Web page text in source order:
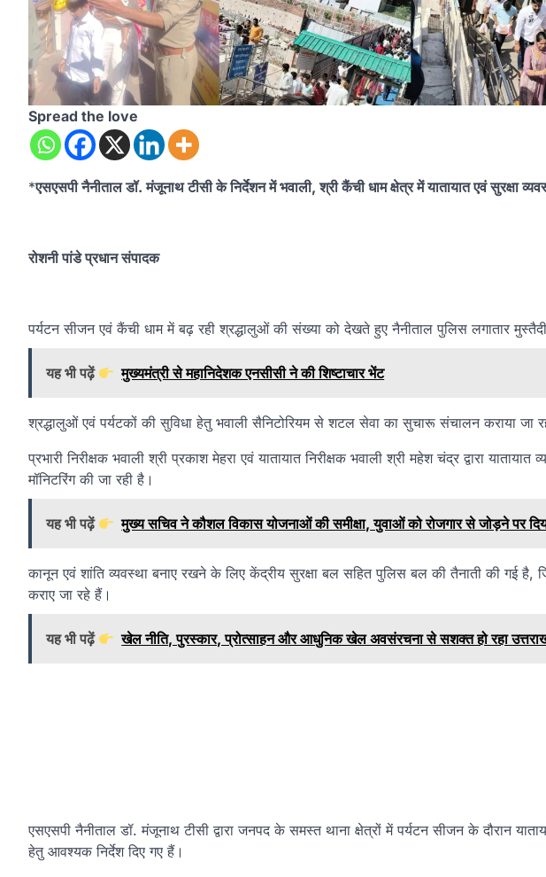
Spread the love
*एसएसपी नैनीताल डॉ. मंजूनाथ टीसी के निर्देशन में भवाली, श्री कैंची धाम क्षेत्र में यातायात एवं सुरक्षा
रोशनी पांडे प्रधान संपादक
पर्यटन सीजन एवं कैंची धाम में बढ़ रही श्रद्धालुओं की संख्या को देखते हुए नैनीताल पुलिस लगातार
यह भी पढ़ें मुख्यमंत्री से महानिदेशक एनसीसी ने की शिष्टाचार भेंट
श्रद्धालुओं एवं पर्यटकों की सुविधा हेतु भवाली सैनिटोरियम से शटल सेवा का सुचारू संचालन कराया जा
प्रभारी निरीक्षक भवाली श्री प्रकाश मेहरा एवं यातायात निरीक्षक भवाली श्री महेश चंद्र द्वारा
मॉनिटरिंग की जा रही है।
यह भी पढ़ें मुख्य सचिव ने कौशल विकास योजनाओं की समीक्षा, युवाओं को रोजगार से जोड़ने पर
कानून एवं शांति व्यवस्था बनाए रखने के लिए केंद्रीय सुरक्षा बल सहित पुलिस बल की तैनाती की गई है,
कराए जा रहे हैं।
यह भी पढ़ें खेल नीति, पुरस्कार, प्रोत्साहन और आधुनिक खेल अवसंरचना से सशक्त हो रहा
एसएसपी नैनीताल डॉ. मंजूनाथ टीसी द्वारा जनपद के समस्त थाना क्षेत्रों में पर्यटन सीजन के दौरान
हेतु आवश्यक निर्देश दिए गए हैं।